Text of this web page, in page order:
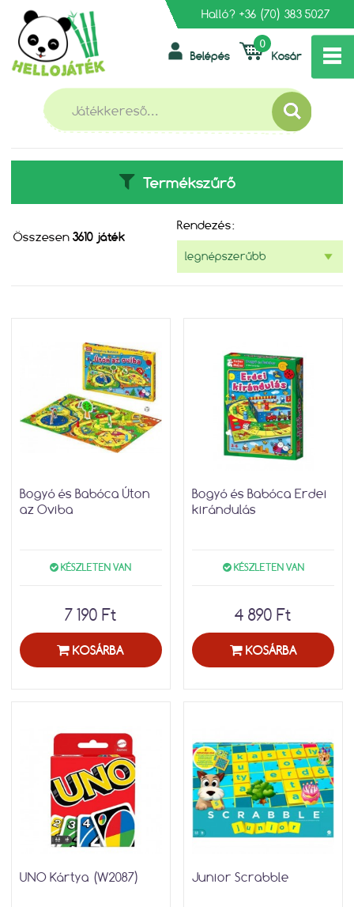
Halló? +36 (70) 383 5027
Kosár
0
Belépés
LÁNY
Termékszűrő
Összesen 3610 játék
Rendezés:
Bogyó és Babóca Úton
az Oviba
KÉSZLETEN VAN
7 190 Ft
KOSÁRBA
Bogyó és Babóca Erdei
kirándulás
KÉSZLETEN VAN
4 890 Ft
KOSÁRBA
UNO Kártya (W2087) Junior Scrabble